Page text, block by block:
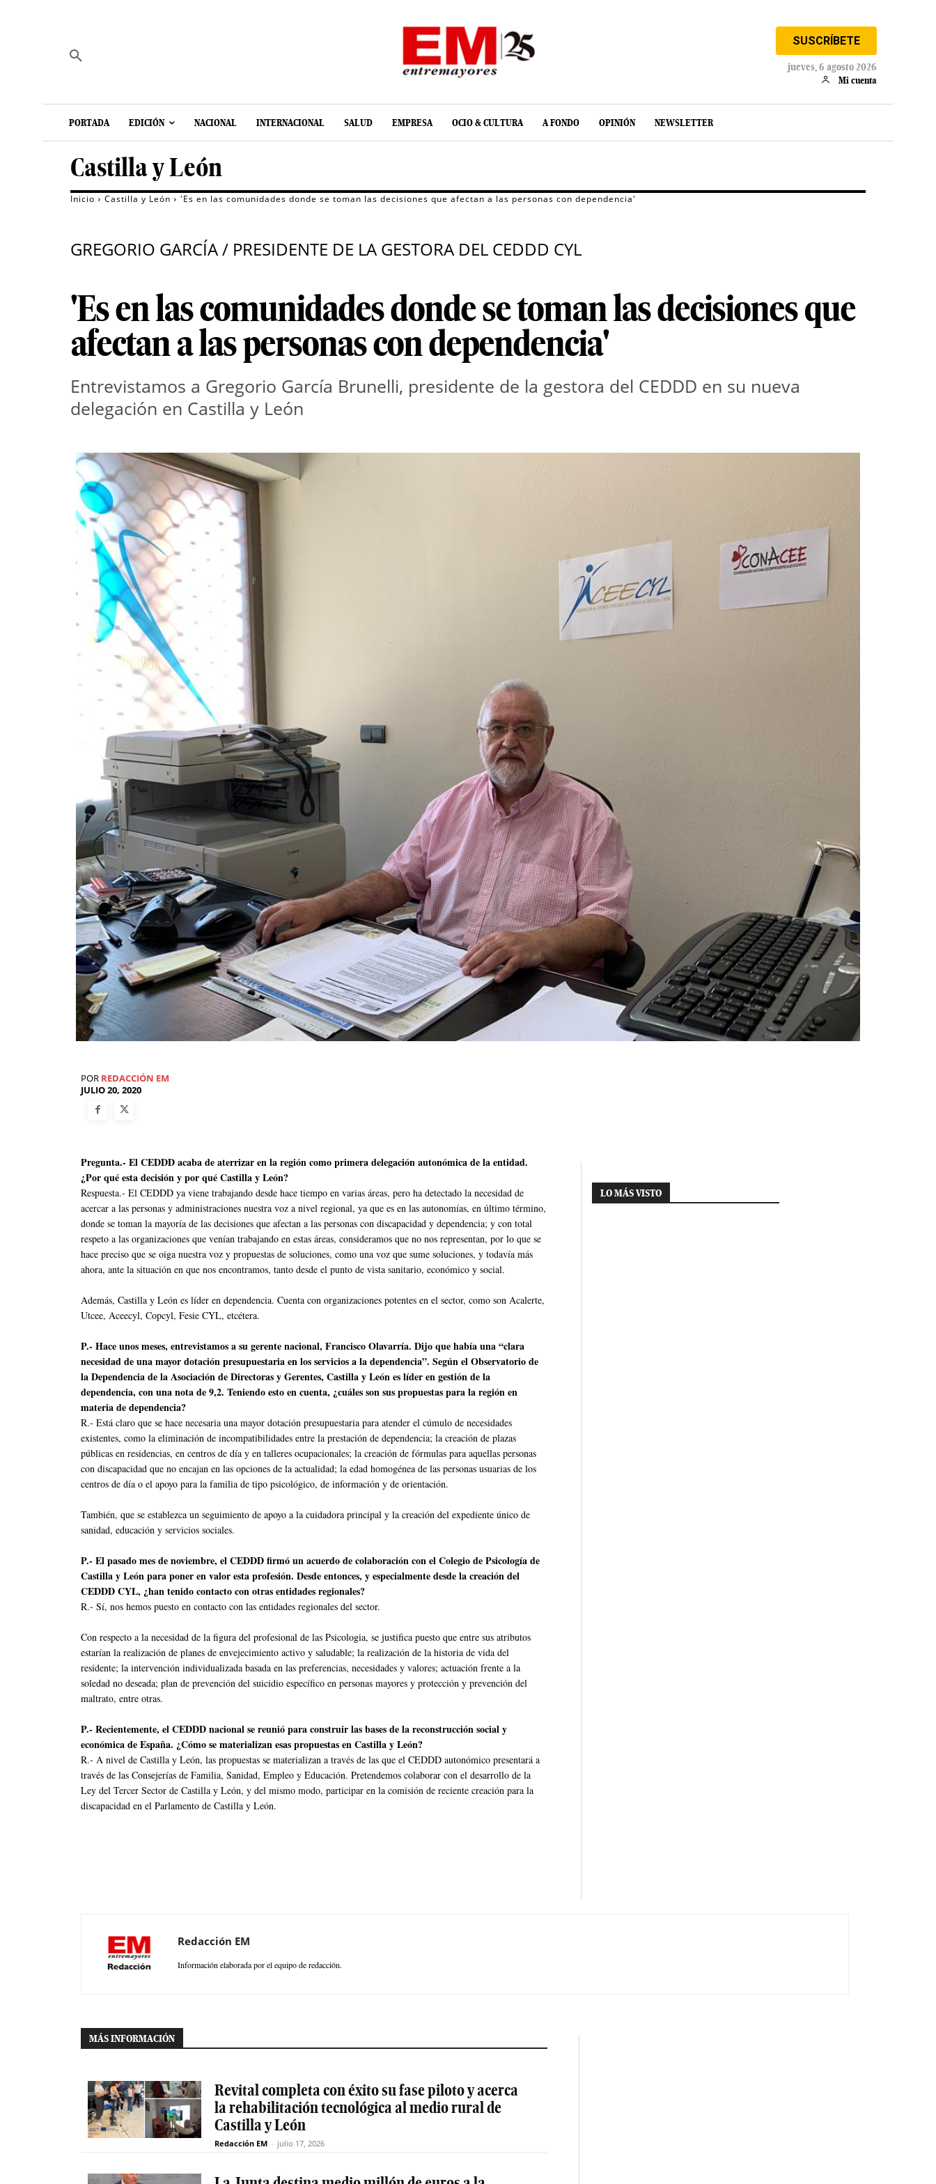
SUSCRÍBETE
jueves, 6 agosto 2026
Mi cuenta
PORTADA EDICIÓN NACIONAL INTERNACIONAL SALUD EMPRESA OCIO & CULTURA A FONDO OPINIÓN NEWSLETTER
Castilla y León
Inicio Castilla y León 'Es en las comunidades donde se toman las decisiones que afectan a las personas con dependencia'
GREGORIO GARCÍA / PRESIDENTE DE LA GESTORA DEL CEDDD CYL
'Es en las comunidades donde se toman las decisiones que
afectan a las personas con dependencia'
Entrevistamos a Gregorio García Brunelli, presidente de la gestora del CEDDD en su nueva
delegación en Castilla y León
POR REDACCIÓN EM
JULIO 20, 2020
Pregunta.- El CEDDD acaba de aterrizar en la región como primera delegación autonómica de la entidad.
¿Por qué esta decisión y por qué Castilla y León?
Respuesta.- El CEDDD ya viene trabajando desde hace tiempo en varias áreas, pero ha detectado la necesidad de
acercar a las personas y administraciones nuestra voz a nivel regional, ya que es en las autonomías, en último término,
donde se toman la mayoría de las decisiones que afectan a las personas con discapacidad y dependencia; y con total
respeto a las organizaciones que venían trabajando en estas áreas, consideramos que no nos representan, por lo que se
hace preciso que se oiga nuestra voz y propuestas de soluciones, como una voz que sume soluciones, y todavía más
ahora, ante la situación en que nos encontramos, tanto desde el punto de vista sanitario, económico y social.
Además, Castilla y León es líder en dependencia. Cuenta con organizaciones potentes en el sector, como son Acalerte,
Utcee, Aceecyl, Copcyl, Fesie CYL, etcétera.
P.- Hace unos meses, entrevistamos a su gerente nacional, Francisco Olavarría. Dijo que había una “clara
necesidad de una mayor dotación presupuestaria en los servicios a la dependencia”. Según el Observatorio de
la Dependencia de la Asociación de Directoras y Gerentes, Castilla y León es líder en gestión de la
dependencia, con una nota de 9,2. Teniendo esto en cuenta, ¿cuáles son sus propuestas para la región en
materia de dependencia?
R.- Está claro que se hace necesaria una mayor dotación presupuestaria para atender el cúmulo de necesidades
existentes, como la eliminación de incompatibilidades entre la prestación de dependencia; la creación de plazas
públicas en residencias, en centros de día y en talleres ocupacionales; la creación de fórmulas para aquellas personas
con discapacidad que no encajan en las opciones de la actualidad; la edad homogénea de las personas usuarias de los
centros de día o el apoyo para la familia de tipo psicológico, de información y de orientación.
También, que se establezca un seguimiento de apoyo a la cuidadora principal y la creación del expediente único de
sanidad, educación y servicios sociales.
P.- El pasado mes de noviembre, el CEDDD firmó un acuerdo de colaboración con el Colegio de Psicología de
Castilla y León para poner en valor esta profesión. Desde entonces, y especialmente desde la creación del
CEDDD CYL, ¿han tenido contacto con otras entidades regionales?
R.- Sí, nos hemos puesto en contacto con las entidades regionales del sector.
Con respecto a la necesidad de la figura del profesional de las Psicologia, se justifica puesto que entre sus atributos
estarían la realización de planes de envejecimiento activo y saludable; la realización de la historia de vida del
residente; la intervención individualizada basada en las preferencias, necesidades y valores; actuación frente a la
soledad no deseada; plan de prevención del suicidio específico en personas mayores y protección y prevención del
maltrato, entre otras.
P.- Recientemente, el CEDDD nacional se reunió para construir las bases de la reconstrucción social y
económica de España. ¿Cómo se materializan esas propuestas en Castilla y León?
R.- A nivel de Castilla y León, las propuestas se materializan a través de las que el CEDDD autonómico presentará a
través de las Consejerías de Familia, Sanidad, Empleo y Educación. Pretendemos colaborar con el desarrollo de la
Ley del Tercer Sector de Castilla y León, y del mismo modo, participar en la comisión de reciente creación para la
discapacidad en el Parlamento de Castilla y León.
LO MÁS VISTO
Redacción EM
Información elaborada por el equipo de redacción.
MÁS INFORMACIÓN
Revital completa con éxito su fase piloto y acerca
la rehabilitación tecnológica al medio rural de
Castilla y León
Redacción EM - julio 17, 2026